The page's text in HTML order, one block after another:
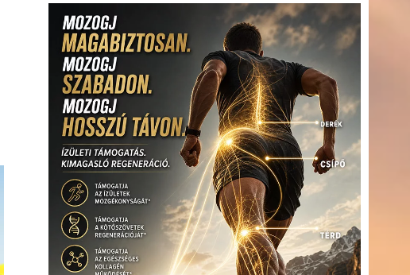
asztalitenisz(130) autosport(123)Babos
Tímea(240)Bajnokok Ligája (168)Birkózás(143)Bécs(214)
egészség(530) Európabajnokság(173)ferrari(139)
forma 1(1165) (760)futás(305)
Hosszú
Katinka(186)hungaroring (181)Jégkorong(148)
kajakkenu
(138)karate(168)kickbox(204) kosárlabda(166)kézilabda
(448)Lewis Hamilton(168)magyar labdarúgóválogatott(148)
Mercedes(244)motorsport(153)Opel Dakar Team(132)Rali
Világbajnokság(122)Rendezvény(142)rio 2016(373)sport
(438)Sportime Magazin (128)szabadidősport (316)Szalay
Balázs
(126)tenisz(416)táplálkozás(155)utazás(126)
Video (247)világbajnokság(162) Világkupa(129)vitorlázás
(222)
vívás(174)vízilabda(197) Érdi Mária(130)életmód
(416)úszás(361)